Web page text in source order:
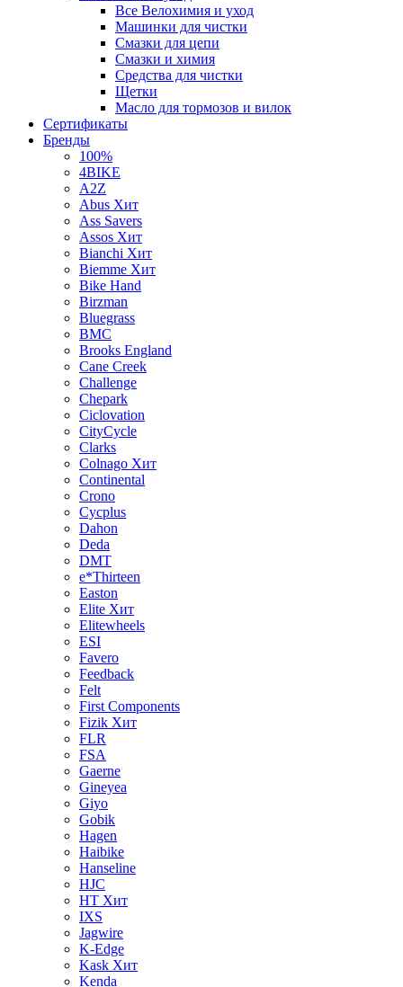
Все Велохимия и уход
Машинки для чистки
Смазки для цепи
Смазки и химия
Средства для чистки
Щетки
Масло для тормозов и вилок
Сертификаты
Бренды
100%
4BIKE
A2Z
Abus Хит
Ass Savers
Assos Хит
Bianchi Хит
Biemme Хит
Bike Hand
Birzman
Bluegrass
BMC
Brooks England
Cane Creek
Challenge
Chepark
Ciclovation
CityCycle
Clarks
Colnago Хит
Continental
Crono
Cycplus
Dahon
Deda
DMT
e*Thirteen
Easton
Elite Хит
Elitewheels
ESI
Favero
Feedback
Felt
First Components
Fizik Хит
FLR
FSA
Gaerne
Gineyea
Giyo
Gobik
Hagen
Haibike
Hanseline
HJC
HT Хит
IXS
Jagwire
K-Edge
Kask Хит
Kenda